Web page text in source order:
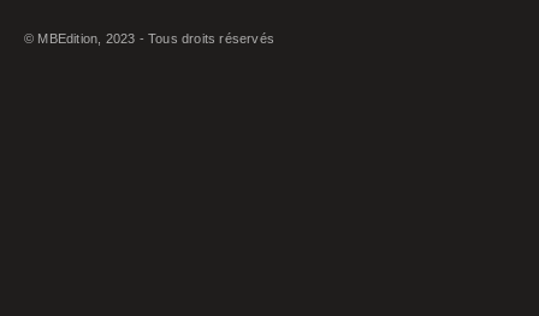
© MBEdition, 2023 - Tous droits réservés